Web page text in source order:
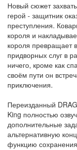
Новый сюжет
герой - защитник
преступления.
короля и
короля превращает
придворных слуг в
ничего, кроме как
своём пути он
приключения.
Переизданный
King полностью
дополнительные
альтернативную
функцию